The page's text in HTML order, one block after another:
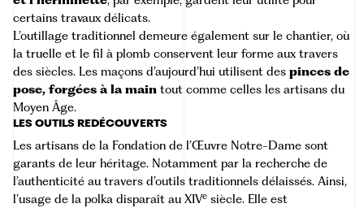
certains travaux délicats.
L’outillage traditionnel demeure également sur le chantier, où
la truelle et le fil à plomb conservent leur forme aux travers
des siècles. Les maçons d’aujourd’hui utilisent des pinces de
pose, forgées à la main tout comme celles les artisans du
Moyen Âge.
LES OUTILS REDÉCOUVERTS
Les artisans de la Fondation de l’Œuvre Notre-Dame sont
garants de leur héritage. Notamment par la recherche de
l’authenticité au travers d’outils traditionnels délaissés. Ainsi,
l’usage de la polka disparaît au XIVe siècle. Elle est